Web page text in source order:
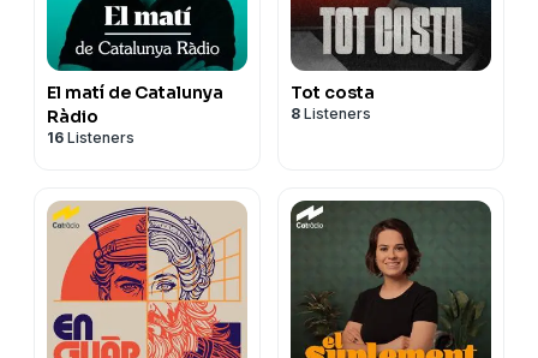
El matí de Catalunya
Ràdio
16 Listeners
Tot costa
8 Listeners